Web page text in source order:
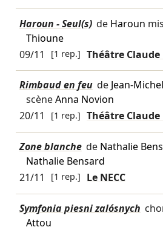
Haroun - Seul(s) de Haroun
Thioune
09/11
[1 rep.] Théâtre Claude
Rimbaud en feu de Jean-
scèneAnna Novion
20/11
[1 rep.] Théâtre Claude
Zone blanche de Nathalie
Nathalie Bensard
21/11
[1 rep.] Le NECC
Symfonia piesni zalósnych
Attou